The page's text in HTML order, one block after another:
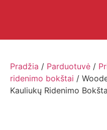
Pradžia / Parduotuvė /
ridenimo bokštai /
Kauliukų Ridenimo